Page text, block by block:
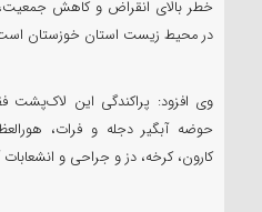
خطر بالای انقراض و کاهش
در محیط زیست استان خوزستان
وی افزود: پراکندگی این
حوضه آبگیر دجله و فرات،
کارون، کرخه، دز و جراحی و